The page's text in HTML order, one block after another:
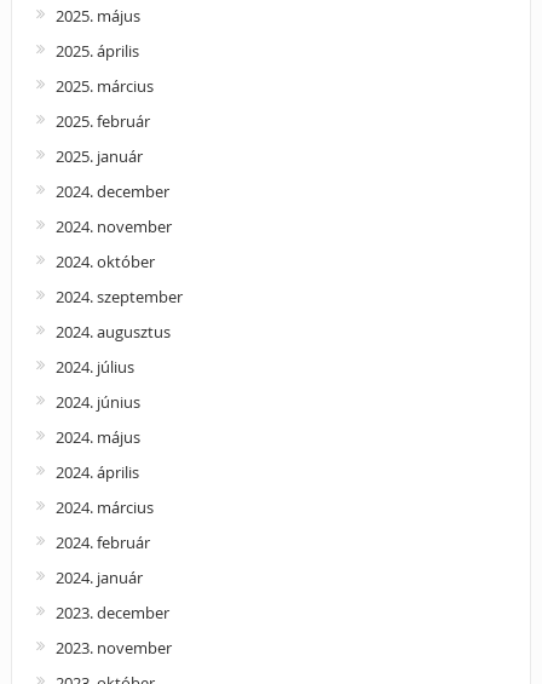
2025. május
2025. április
2025. március
2025. február
2025. január
2024. december
2024. november
2024. október
2024. szeptember
2024. augusztus
2024. július
2024. június
2024. május
2024. április
2024. március
2024. február
2024. január
2023. december
2023. november